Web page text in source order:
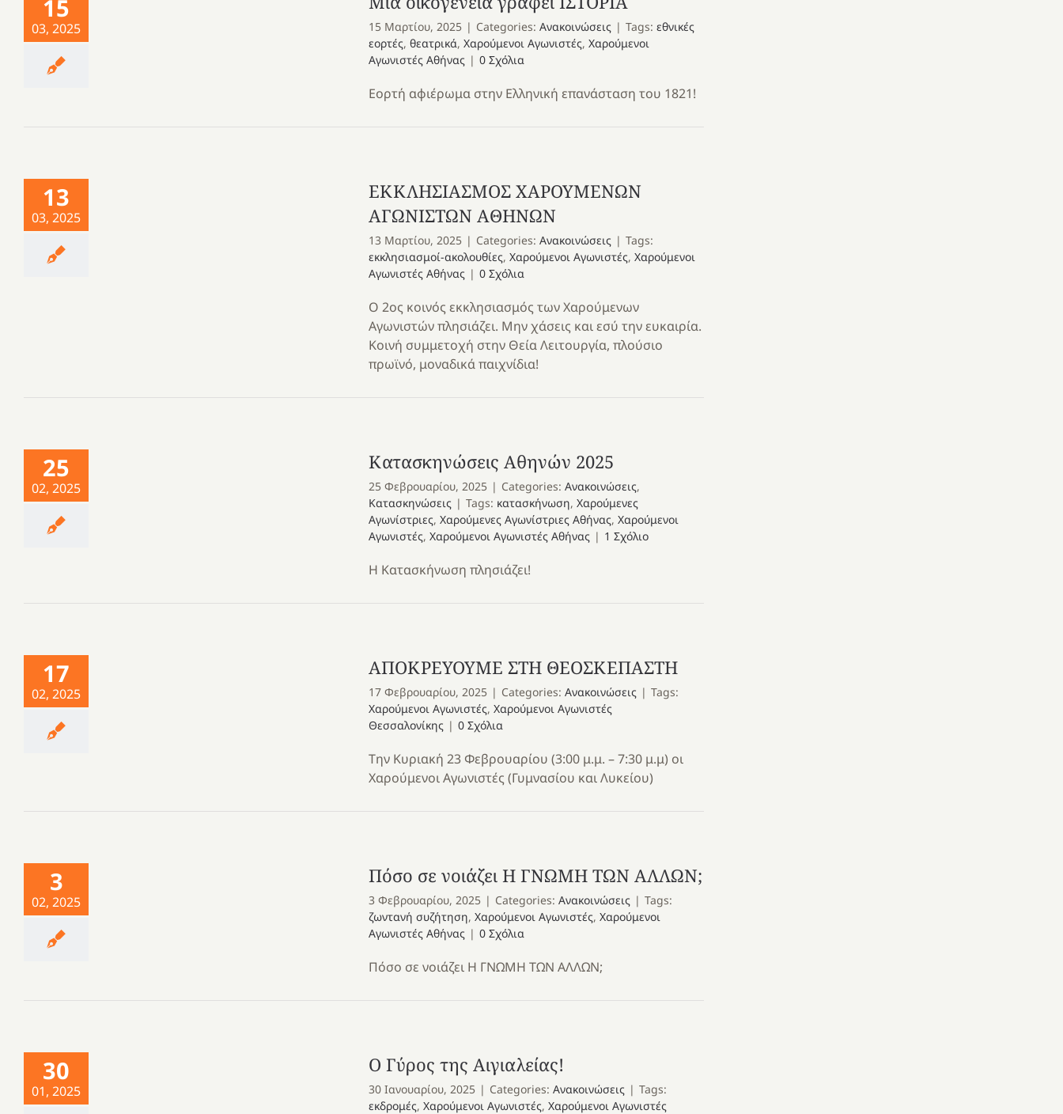
15
03, 2025 15 Μαρτίου, 2025 | Categories: Ανακοινώσεις | Tags: εθνικές
εορτές, θεατρικά, Χαρούμενοι Αγωνιστές, Χαρούμενοι
Αγωνιστές Αθήνας | 0 Σχόλια
Εορτή αφιέρωμα στην Ελληνική επανάσταση του 1821!
13
03, 2025
ΕΚΚΛΗΣΙΑΣΜΟΣ ΧΑΡΟΥΜΕΝΩΝ
ΑΓΩΝΙΣΤΩΝ ΑΘΗΝΩΝ
13 Μαρτίου, 2025 | Categories: Ανακοινώσεις | Tags:
εκκλησιασμοί-ακολουθίες, Χαρούμενοι Αγωνιστές, Χαρούμενοι
Αγωνιστές Αθήνας | 0 Σχόλια
Ο 2ος κοινός εκκλησιασμός των Χαρούμενων
Αγωνιστών πλησιάζει. Μην χάσεις και εσύ την ευκαιρία.
Κοινή συμμετοχή στην Θεία Λειτουργία, πλούσιο
πρωϊνό, μοναδικά παιχνίδια!
25
02, 2025
Κατασκηνώσεις Αθηνών 2025
25 Φεβρουαρίου, 2025 | Categories: Ανακοινώσεις,
Κατασκηνώσεις | Tags: κατασκήνωση, Χαρούμενες
Αγωνίστριες, Χαρούμενες Αγωνίστριες Αθήνας, Χαρούμενοι
Αγωνιστές, Χαρούμενοι Αγωνιστές Αθήνας | 1 Σχόλιο
Η Κατασκήνωση πλησιάζει!
17
02, 2025
ΑΠΟΚΡΕΥΟΥΜΕ ΣΤΗ ΘΕΟΣΚΕΠΑΣΤΗ
17 Φεβρουαρίου, 2025 | Categories: Ανακοινώσεις | Tags:
Χαρούμενοι Αγωνιστές, Χαρούμενοι Αγωνιστές
Θεσσαλονίκης | 0 Σχόλια
Την Κυριακή 23 Φεβρουαρίου (3:00 μ.μ. – 7:30 μ.μ) οι
Χαρούμενοι Αγωνιστές (Γυμνασίου και Λυκείου)
3
02, 2025
Πόσο σε νοιάζει Η ΓΝΩΜΗ ΤΩΝ ΑΛΛΩΝ;
3 Φεβρουαρίου, 2025 | Categories: Ανακοινώσεις | Tags:
ζωντανή συζήτηση, Χαρούμενοι Αγωνιστές, Χαρούμενοι
Αγωνιστές Αθήνας | 0 Σχόλια
Πόσο σε νοιάζει Η ΓΝΩΜΗ ΤΩΝ ΑΛΛΩΝ;
30
01, 2025
Ο Γύρος της Αιγιαλείας!
30 Ιανουαρίου, 2025 | Categories: Ανακοινώσεις | Tags:
εκδρομές, Χαρούμενοι Αγωνιστές, Χαρούμενοι Αγωνιστές